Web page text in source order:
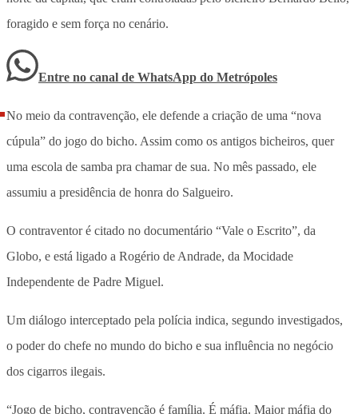
foragido e sem força no cenário.
Entre no canal de WhatsApp do Metrópoles
No meio da contravenção, ele defende a criação de uma “nova
cúpula” do jogo do bicho. Assim como os antigos bicheiros, quer
uma escola de samba pra chamar de sua. No mês passado, ele
assumiu a presidência de honra do Salgueiro.
O contraventor é citado no documentário “Vale o Escrito”, da
Globo, e está ligado a Rogério de Andrade, da Mocidade
Independente de Padre Miguel.
Um diálogo interceptado pela polícia indica, segundo investigados,
o poder do chefe no mundo do bicho e sua influência no negócio
dos cigarros ilegais.
“Jogo de bicho, contravenção é família. É máfia. Maior máfia do